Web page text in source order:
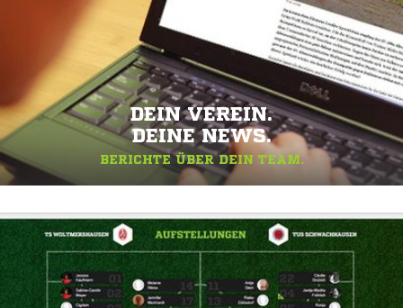
DEIN VEREIN.
DEINE NEWS.
BERICHTE ÜBER DEIN TEAM.